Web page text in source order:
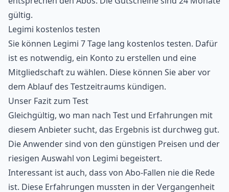
gültig.
Legimi kostenlos testen
Sie können Legimi 7 Tage lang kostenlos testen. Dafür
ist es notwendig, ein Konto zu erstellen und eine
Mitgliedschaft zu wählen. Diese können Sie aber vor
dem Ablauf des Testzeitraums kündigen.
Unser Fazit zum Test
Gleichgültig, wo man nach Test und Erfahrungen mit
diesem Anbieter sucht, das Ergebnis ist durchweg gut.
Die Anwender sind von den günstigen Preisen und der
riesigen Auswahl von Legimi begeistert.
Interessant ist auch, dass von Abo-Fallen nie die Rede
ist. Diese Erfahrungen mussten in der Vergangenheit